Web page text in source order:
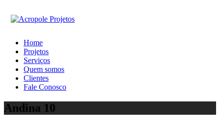
Home
Projetos
Serviços
Quem somos
Clientes
Fale Conosco
Andina 10